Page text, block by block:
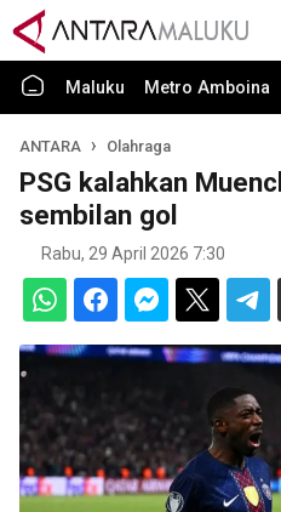
Maluku Metro Amboina
ANTARA Olahraga
PSG kalahkan
sembilan gol
Rabu, 29 April 2026 7:30